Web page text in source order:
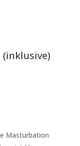
Masturbation